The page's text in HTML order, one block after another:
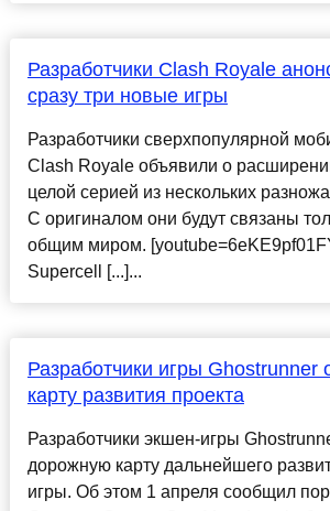
Разработчики Clash Royale
сразу три новые игры
Разработчики сверхпопулярной
Clash Royale объявили о
целой серией из нескольких
С оригиналом они будут связаны
общим миром.
Supercell [...]...
Разработчики игры Ghostrunner
карту развития проекта
Разработчики экшен-игры
дорожную карту дальнейшего
игры. Об этом 1 апреля сообщил